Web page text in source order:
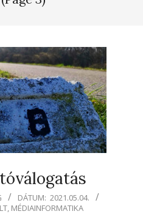
DÁTUM: 2021.05.04.
, MÉDIAINFORMATIKA